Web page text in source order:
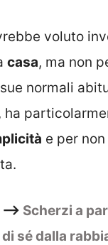
voluto
casa, ma non
normali
ha
e per
–> Scherzi a
sé dalla